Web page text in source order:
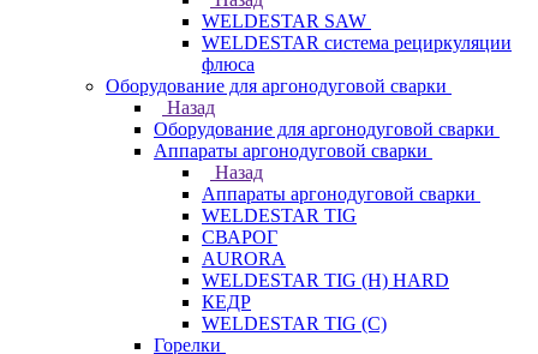
WELDESTAR SAW
WELDESTAR система рециркуляции
флюса
Оборудование для аргонодуговой сварки
Назад
Оборудование для аргонодуговой сварки
Аппараты аргонодуговой сварки
Назад
Аппараты аргонодуговой сварки
WELDESTAR TIG
СВАРОГ
AURORA
WELDESTAR TIG (H) HARD
КЕДР
WELDESTAR TIG (С)
Горелки